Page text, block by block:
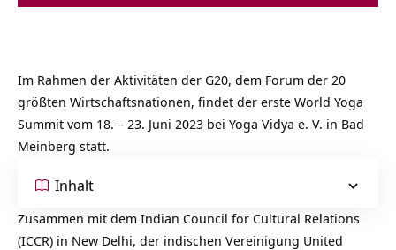
Im Rahmen der Aktivitäten der G20, dem Forum der 20
größten Wirtschaftsnationen, findet der erste World Yoga
Summit vom 18. – 23. Juni 2023 bei Yoga Vidya e. V. in Bad
Meinberg statt.
Inhalt
Zusammen mit dem Indian Council for Cultural Relations
(ICCR) in New Delhi, der indischen Vereinigung United